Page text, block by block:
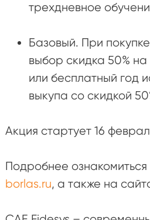
трехдневное
Базовый. При
выбор скидка 50%
или бесплатный год
выкупа со скидкой
Акция стартует 16
Подробнее
borlas.ru, а также на